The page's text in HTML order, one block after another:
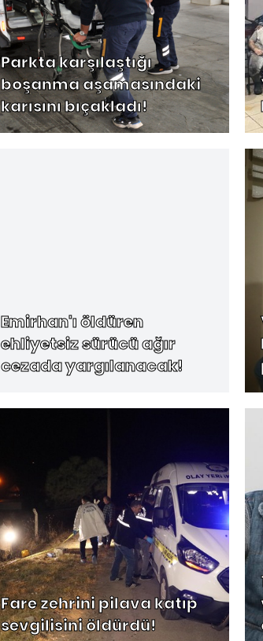
Parkta karşılaştığı
boşanma aşamasındaki
karısını bıçakladı!
Emirhan'ı öldüren
ehliyetsiz sürücü ağır
cezada yargılanacak!
Fare zehrini pilava katıp
sevgilisini öldürdü!